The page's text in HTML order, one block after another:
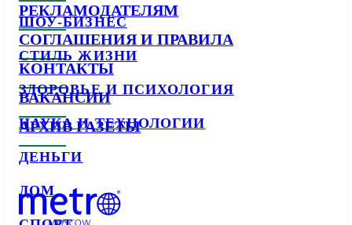
ШОУ-БИЗНЕС
СТИЛЬ ЖИЗНИ
ЗДОРОВЬЕ И ПСИХОЛОГИЯ
НАУКА И ТЕХНОЛОГИИ
ДЕНЬГИ
ДОМ
РЕКЛАМОДАТЕЛЯМ
СОГЛАШЕНИЯ И ПРАВИЛА
КОНТАКТЫ
ВАКАНСИИ
АРХИВ ГАЗЕТЫ